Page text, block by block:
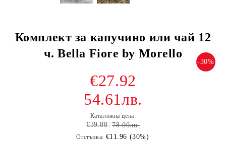
Комплект за капучино или чай 12
ч. Bella Fiore by Morello
-30%
€27.92
54.61лв.
Каталожна цена:
€39.88 78.00лв.
Отстъпка: €11.96 (30%)